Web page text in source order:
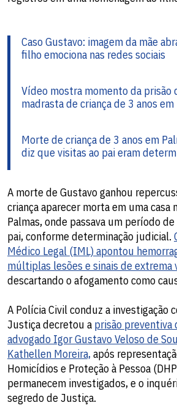
Caso Gustavo: imagem da mãe
filho emociona nas redes sociais
Vídeo mostra momento da prisão
madrasta de criança de 3 anos em
Morte de criança de 3 anos em
diz que visitas ao pai eram
A morte de Gustavo ganhou
criança aparecer morta em uma casa
Palmas, onde passava um período
pai, conforme determinação judicial.
Médico Legal (IML) apontou
múltiplas lesões e sinais de extrema
descartando o afogamento como
A Polícia Civil conduz a investigação
Justiça decretou a prisão preventiva
advogado Igor Gustavo Veloso de
Kathellen Moreira,após
Homicídios e Proteção à Pessoa
permanecem investigados, e o
segredo de Justiça.